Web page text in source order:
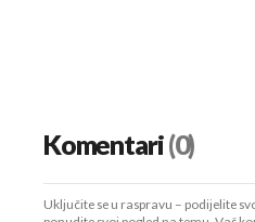
Komentari(0)
Uključite se u raspravu – podijelite